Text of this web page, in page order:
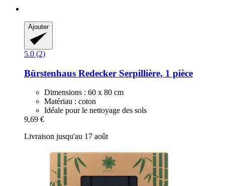
Ajouter
5.0 (2)
Bürstenhaus Redecker Serpillière, 1 pièce
Dimensions : 60 x 80 cm
Matériau : coton
Idéale pour le nettoyage des sols
9,69 €
Livraison jusqu'au 17 août